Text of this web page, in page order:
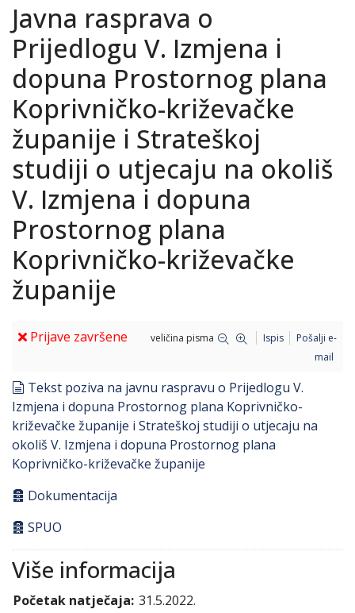
Javna rasprava o
Prijedlogu V. Izmjena i
dopuna Prostornog plana
Koprivničko-križevačke
županije i Strateškoj
studiji o utjecaju na okoliš
V. Izmjena i dopuna
Prostornog plana
Koprivničko-križevačke
županije
Prijave završene veličina pisma Ispis
Pošalji e-
mail
document
Tekst poziva na javnu raspravu o Prijedlogu V.
Izmjena i dopuna Prostornog plana Koprivničko-
križevačke županije i Strateškoj studiji o utjecaju na
okoliš V. Izmjena i dopuna Prostornog plana
Koprivničko-križevačke županije
archive
Dokumentacija
archive
SPUO
Više informacija
Početak natječaja: 31.5.2022.